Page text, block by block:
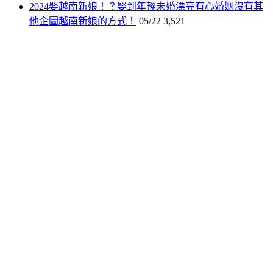
2024娶越南新娘！？娶到年輕未婚漂亮有心婚姻沒有其
他企圖越南新娘的方式！
05/22 3,521